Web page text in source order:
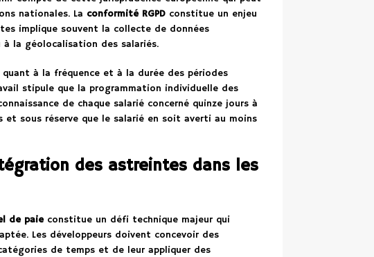
nationales. La conformité RGPDconstitue un enjeu
implique souvent la collecte de données
à la géolocalisation des salariés.
à la fréquence et à la durée des périodes
stipule que la programmation individuelle des
de chaque salarié concerné quinze jours à
et sous réserve que le salarié en soit averti au moins
des astreintes dans les
de paieconstitue un défi technique majeur qui
Les développeurs doivent concevoir des
de temps et de leur appliquer des